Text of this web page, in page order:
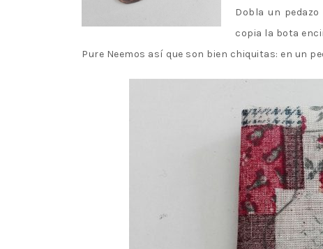
Dobla un
copia la bota
Pure Neemos así que son bien chiquitas: en un